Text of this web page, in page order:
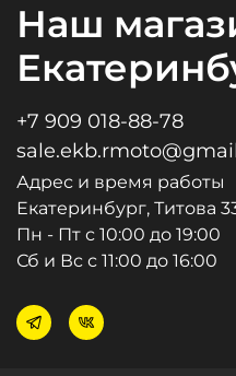
Наш
+7 909 018-88-78
Адрес и время работы
Екатеринбург, Титова
Пн - Пт с 10:00 до 19:00
Сб и Вс с 11:00 до 16:00